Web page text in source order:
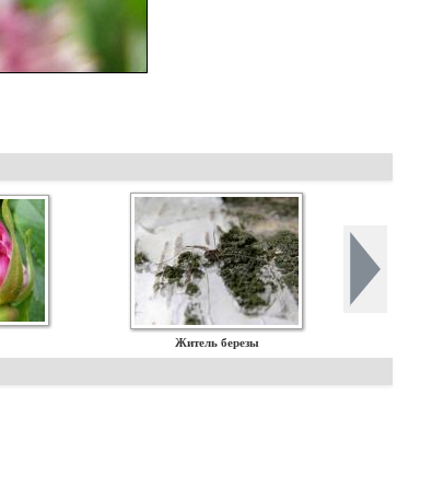
Житель березы